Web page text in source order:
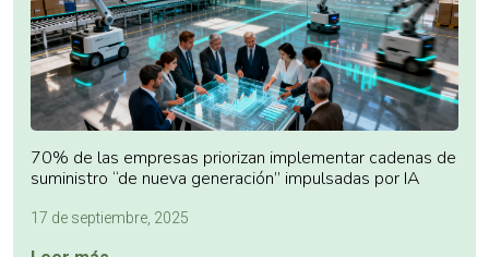
70% de las empresas priorizan implementar cadenas de
suministro “de nueva generación” impulsadas por IA
17 de septiembre, 2025